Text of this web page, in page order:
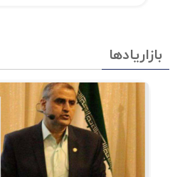
بازاریادها